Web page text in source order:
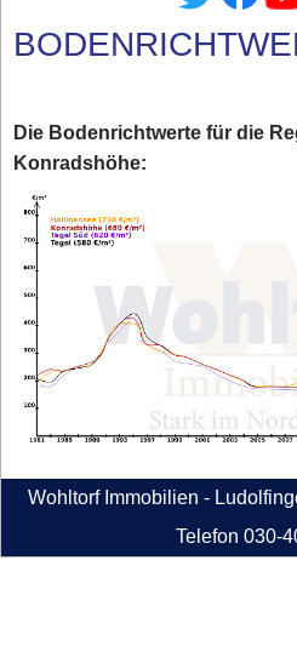
Die Bodenrichtwerte für die
Konradshöhe:
Wohltorf Immobilien -
Telefon 030-